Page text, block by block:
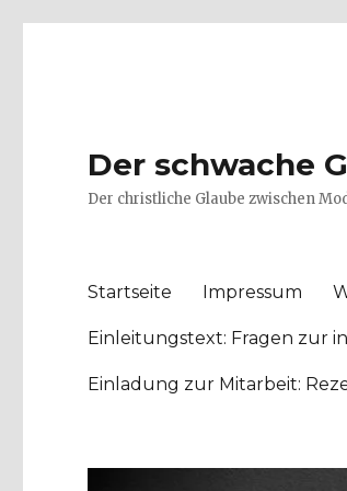
Der schwache
Der christliche Glaube zwischen
Startseite Impressum
Einleitungstext: Fragen zur
Einladung zur Mitarbeit: